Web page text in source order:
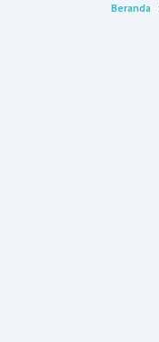
Beranda